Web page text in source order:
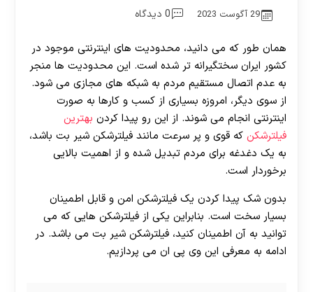
29 آگوست 2023 0 دیدگاه
همان طور که می دانید، محدودیت های اینترنتی موجود در
کشور ایران سختگیرانه تر شده است. این محدودیت ها منجر
به عدم اتصال مستقیم مردم به شبکه های مجازی می شود.
از سوی دیگر، امروزه بسیاری از کسب و کارها به صورت
اینترنتی انجام می شوند. از این رو پیدا کردن بهترین
فیلترشکن که قوی و پر سرعت مانند فیلترشکن شیر بت باشد،
به یک دغدغه برای مردم تبدیل شده و از اهمیت بالایی
برخوردار است.
بدون شک پیدا کردن یک فیلترشکن امن و قابل اطمینان
بسیار سخت است. بنابراین یکی از فیلترشکن هایی که می
توانید به آن اطمینان کنید، فیلترشکن شیر بت می باشد. در
ادامه به معرفی این وی پی ان می پردازیم.